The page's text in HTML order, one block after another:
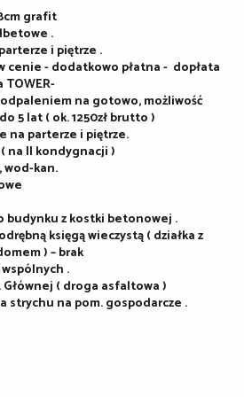
grafit
.
i piętrze .
cenie - dodatkowo płatna - dopłata
odpaleniem na gotowo, możliwość
5 lat ( ok. 1250zł brutto )
na parterze i piętrze.
na II kondygnacji )
kan.
budynku z kostki betonowej .
księgą wieczystą ( działka z
) – brak
wspólnych .
( droga asfaltowa )
strychu na pom. gospodarcze .